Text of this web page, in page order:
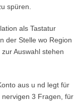
spüren.
als Tastatur
der Stelle wo Region
Auswahl stehen
aus u nd legt für
3 Fragen, für